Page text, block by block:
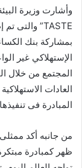
بمشاركة بنك
الإستهلاكي غير
المجتمع من خلال
العادات
المبادرة فى
من جانبه أكد
ظهر كمبادرة